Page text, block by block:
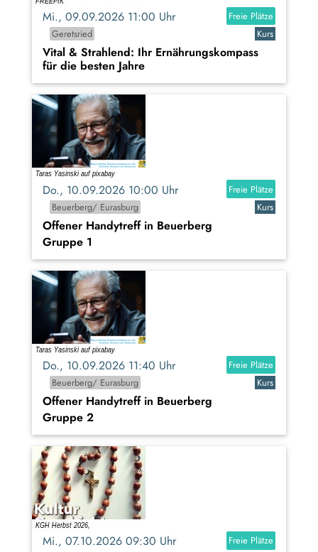
Mi., 09.09.2026 11:00 Uhr
Freie Plätze
Geretsried
Kurs
Vital & Strahlend: Ihr Ernährungskompass
für die besten Jahre
Do., 10.09.2026 10:00 Uhr
Freie Plätze
Beuerberg/ Eurasburg
Kurs
Offener Handytreff in Beuerberg
Gruppe 1
Do., 10.09.2026 11:40 Uhr
Freie Plätze
Beuerberg/ Eurasburg
Kurs
Offener Handytreff in Beuerberg
Gruppe 2
Mi., 07.10.2026 09:30 Uhr
Freie Plätze